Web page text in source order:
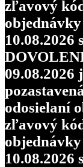
zľavový
10.08.2026
09.08.2026
odosielaní
zľavový
10.08.2026